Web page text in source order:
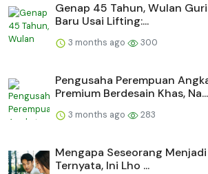
Genap 45 Tahun, Wulan
Baru Usai Lifting:...
3 months ago 300
Pengusaha Perempuan
Premium Berdesain Khas, Na...
3 months ago 283
Mengapa Seseorang
Ternyata, Ini Lho ...